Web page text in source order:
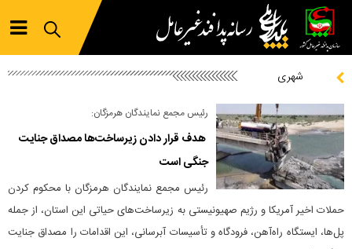
شهری
رئیس مجمع نمایندگان هرمزگان:
هدف قرار دادن زیرساخت‌ها مصداق جنایت
جنگی است
رئیس مجمع نمایندگان هرمزگان با محکوم کردن
حملات اخیر آمریکا و رژیم صهیونیستی به زیرساخت‌های حیاتی این استان، از جمله
پل‌ها، ایستگاه راه‌آهن، فرودگاه و تأسیسات آبرسانی، این اقدامات را مصداق جنایت